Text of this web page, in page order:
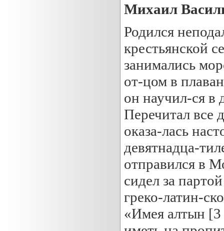
Михаил
Родился
крестьянской
занимались
от-цом в
он научил-ся в
Перечитал все
оказа-лась
девятнадца-
отправился в
сидел за
греко-латин-
«Имея алтын [3